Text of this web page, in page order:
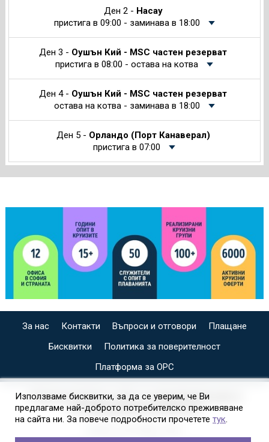
Ден 2 - Насау
пристига в 09:00 - заминава в 18:00
Ден 3 - Оушън Кий - MSC частен резерват
пристига в 08:00 - остава на котва
Ден 4 - Оушън Кий - MSC частен резерват
остава на котва - заминава в 18:00
Ден 5 - Орландо (Порт Канаверал)
пристига в 07:00
За нас Контакти Въпроси и отговори
Плащане
Бисквитки
Политика за поверителност
Платформа за ОРС
СПЕЦИАЛИЗИРАН САЙТ ЗА ИНДИВИДУАЛНИ И
ОРГАНИЗИРАНИ КРУИЗИ НА
Използваме бисквитки, за да се уверим, че Ви
предлагаме най-доброто потребителско преживяване
на сайта ни. За повече подробности прочетете тук.